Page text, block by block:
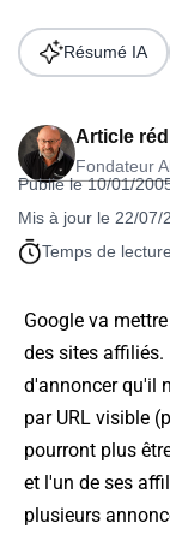
Article
Fondateur
Publié le 10/01/
Mis à jour le 22/07/
Temps de
Résumé IA
Google va
des sites affiliés.
d'annoncer qu'il
par URL visible
pourront plus
et l'un de ses
plusieurs